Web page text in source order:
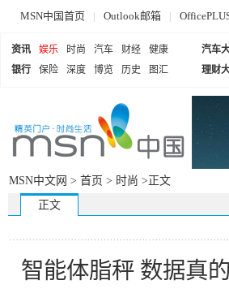
MSN中国首页 | Outlook邮箱 |
资讯 娱乐 时尚 汽车 财经
健康
银行
保险 深度 博览 历史 图汇
汽车
理财
MSN中文网 > 首页 > 时尚 >正文
正文
智能体脂秤 数据真的